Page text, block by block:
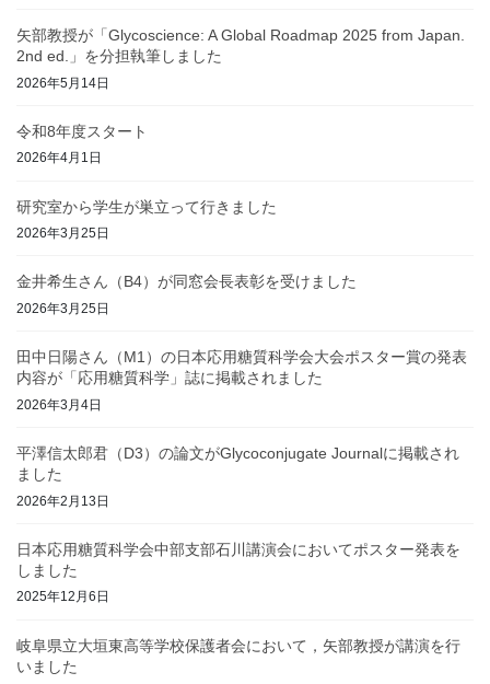
矢部教授が「Glycoscience: A Global Roadmap 2025 from Japan.
2nd ed.」を分担執筆しました
2026年5月14日
令和8年度スタート
2026年4月1日
研究室から学生が巣立って行きました
2026年3月25日
金井希生さん（B4）が同窓会長表彰を受けました
2026年3月25日
田中日陽さん（M1）の日本応用糖質科学会大会ポスター賞の発表
内容が「応用糖質科学」誌に掲載されました
2026年3月4日
平澤信太郎君（D3）の論文がGlycoconjugate Journalに掲載され
ました
2026年2月13日
日本応用糖質科学会中部支部石川講演会においてポスター発表を
しました
2025年12月6日
岐阜県立大垣東高等学校保護者会において，矢部教授が講演を行
いました